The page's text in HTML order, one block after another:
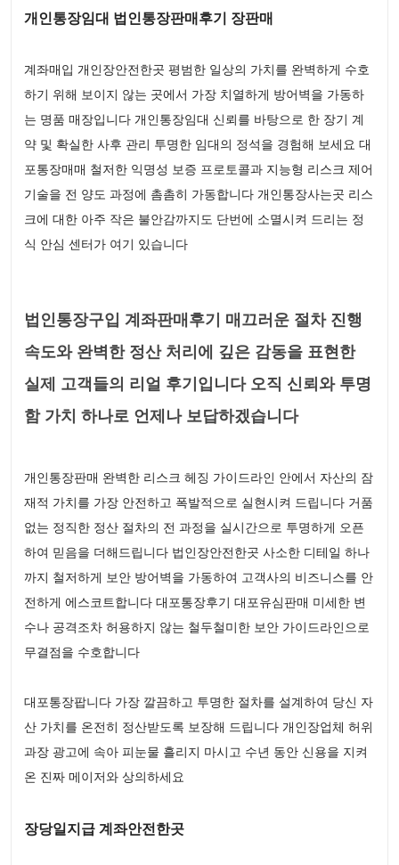
개인통장임대 법인통장판매후기 장판매
계좌매입 개인장안전한곳 평범한 일상의 가치를 완벽하게 수호
하기 위해 보이지 않는 곳에서 가장 치열하게 방어벽을 가동하
는 명품 매장입니다 개인통장임대 신뢰를 바탕으로 한 장기 계
약 및 확실한 사후 관리 투명한 임대의 정석을 경험해 보세요 대
포통장매매 철저한 익명성 보증 프로토콜과 지능형 리스크 제어
기술을 전 양도 과정에 촘촘히 가동합니다 개인통장사는곳 리스
크에 대한 아주 작은 불안감까지도 단번에 소멸시켜 드리는 정
식 안심 센터가 여기 있습니다
법인통장구입 계좌판매후기 매끄러운 절차 진행
속도와 완벽한 정산 처리에 깊은 감동을 표현한
실제 고객들의 리얼 후기입니다 오직 신뢰와 투명
함 가치 하나로 언제나 보답하겠습니다
개인통장판매 완벽한 리스크 헤징 가이드라인 안에서 자산의 잠
재적 가치를 가장 안전하고 폭발적으로 실현시켜 드립니다 거품
없는 정직한 정산 절차의 전 과정을 실시간으로 투명하게 오픈
하여 믿음을 더해드립니다 법인장안전한곳 사소한 디테일 하나
까지 철저하게 보안 방어벽을 가동하여 고객사의 비즈니스를 안
전하게 에스코트합니다 대포통장후기 대포유심판매 미세한 변
수나 공격조차 허용하지 않는 철두철미한 보안 가이드라인으로
무결점을 수호합니다
대포통장팝니다 가장 깔끔하고 투명한 절차를 설계하여 당신 자
산 가치를 온전히 정산받도록 보장해 드립니다 개인장업체 허위
과장 광고에 속아 피눈물 흘리지 마시고 수년 동안 신용을 지켜
온 진짜 메이저와 상의하세요
장당일지급 계좌안전한곳